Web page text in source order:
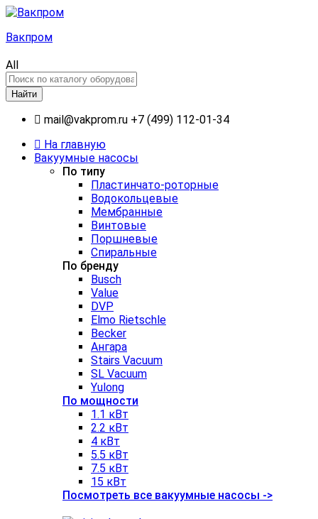
Вакпром
All
Найти
mail@vakprom.ru +7 (499) 112-01-34
На главную
Вакуумные насосы
По типу
Пластинчато-роторные
Водокольцевые
Мембранные
Винтовые
Поршневые
Спиральные
По бренду
Busch
Value
DVP
Elmo Rietschle
Becker
Ангара
Stairs Vacuum
SL Vacuum
Yulong
По мощности
1.1 кВт
2.2 кВт
4 кВт
5.5 кВт
7.5 кВт
15 кВт
Посмотреть все вакуумные насосы ->